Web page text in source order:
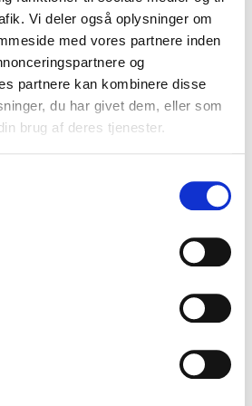
Vi deler også oplysninger om
med vores partnere inden
og
partnere kan kombinere disse
du har givet dem, eller som
brug af deres tjenester.
VIS PRODUKT